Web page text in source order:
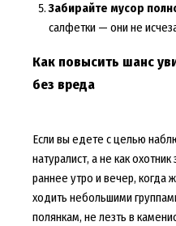
Забирайте мусор
салфетки — они не
Как повысить шанс
без вреда
Если вы едете с целью
натуралист, а не как
раннее утро и вечер, когда
ходить небольшими
полянкам, не лезть в